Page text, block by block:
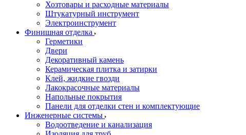
Хозтовары и расходные материалы
Штукатурный инструмент
Электроинструмент
Финишная отделка
Герметики
Двери
Декоративный камень
Керамическая плитка и затирки
Клей, жидкие гвозди
Лакокрасочные материалы
Напольные покрытия
Панели для отделки стен и комплектующие
Инженерные системы
Водоотведение и канализация